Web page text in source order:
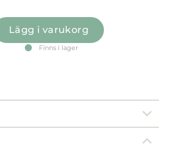
brun panellängd 2-pack
Lägg i varukorg
Finns i lager